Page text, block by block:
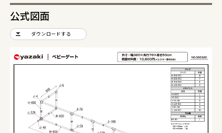
公式図面
ダウンロードする